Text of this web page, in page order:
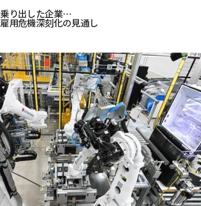
り出した企業…
用危機深刻化の見通し